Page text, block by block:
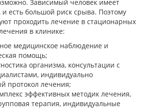
Зависимый человек имеет
и есть большой риск срыва. Поэтому
проходить лечение в стационарных
в клинике:
медицинское наблюдение и
помощь;
организма, консультации с
индивидуально
протокол лечения;
эффективных методик лечения,
терапия, индивидуальные